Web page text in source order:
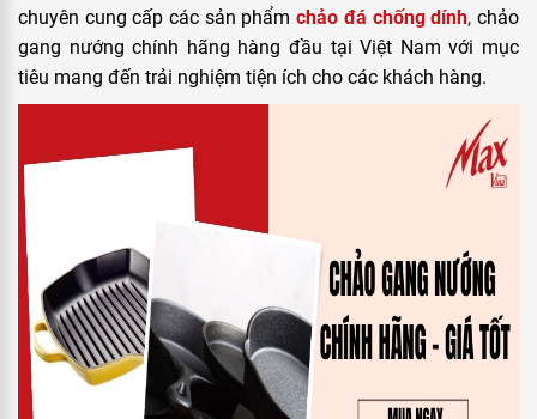
chuyên cung cấp các sản phẩm chảo đá chống dính, chảo
gang nướng chính hãng hàng đầu tại Việt Nam với mục
tiêu mang đến trải nghiệm tiện ích cho các khách hàng.